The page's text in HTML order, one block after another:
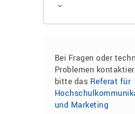
Bei Fragen oder
Problemen
bitte das Referat für
und Marketing